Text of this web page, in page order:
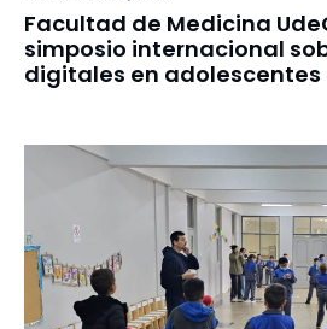
Facultad de Medicina
simposio internacional
digitales en adolescentes